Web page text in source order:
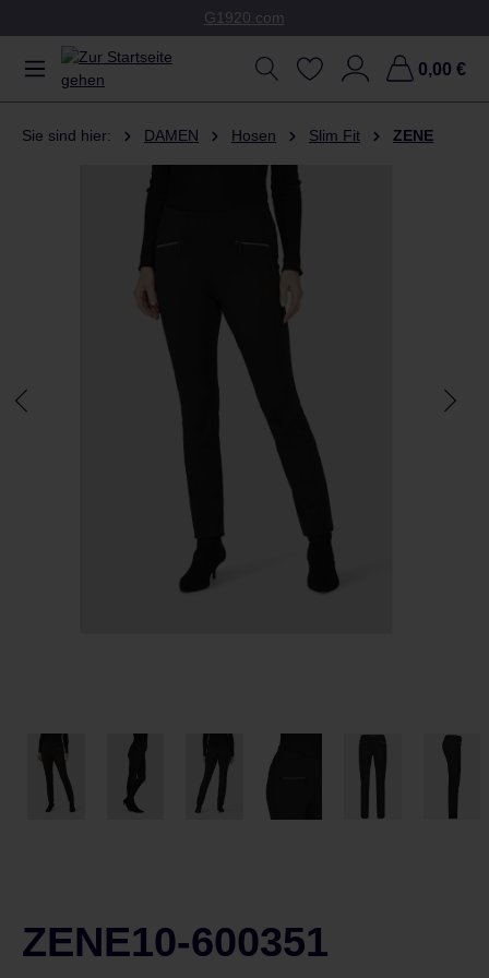
G1920.com
0,00 €
Sie sind hier: DAMEN Hosen Slim Fit ZENE
ZENE10-600351